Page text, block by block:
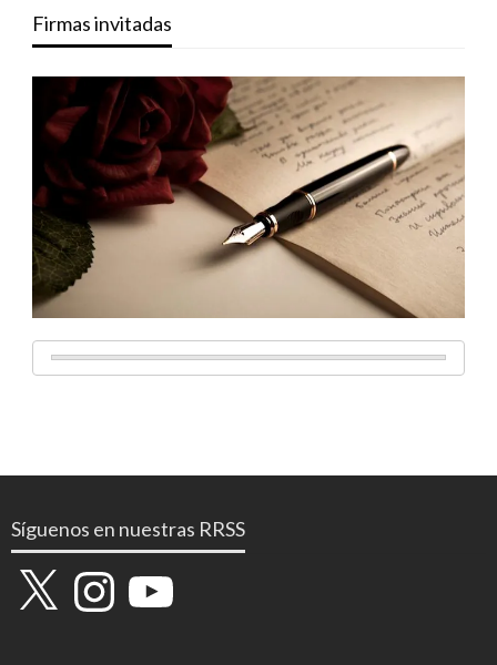
Firmas invitadas
Síguenos en nuestras RRSS
X InstagramYouTube